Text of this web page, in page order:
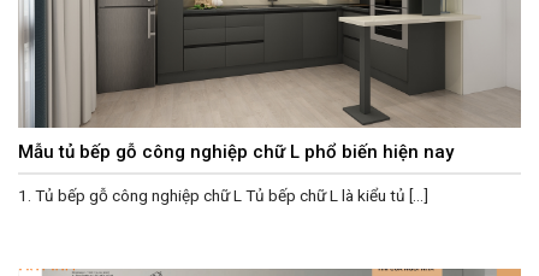
Mẫu tủ bếp gỗ công nghiệp chữ L phổ biến hiện nay
1. Tủ bếp gỗ công nghiệp chữ L Tủ bếp chữ L là kiểu tủ [...]